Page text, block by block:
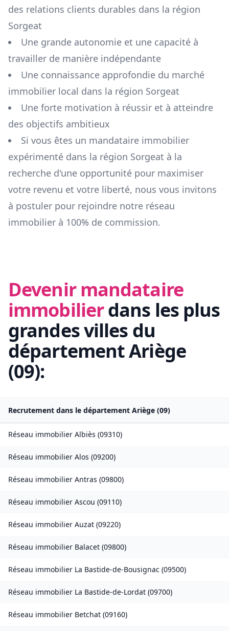
des relations clients durables dans la région
Sorgeat
Une grande autonomie et une capacité à
travailler de manière indépendante
Une connaissance approfondie du marché
immobilier local dans la région Sorgeat
Une forte motivation à réussir et à atteindre
des objectifs ambitieux
Si vous êtes un mandataire immobilier
expérimenté dans la région Sorgeat à la
recherche d'une opportunité pour maximiser
votre revenu et votre liberté, nous vous invitons
à postuler pour rejoindre notre réseau
immobilier à 100% de commission.
Devenir mandataire
immobilierdans les plus
grandes villes du
départementAriège
(09):
Recrutement dans le département Ariège (09)
Réseau immobilier Albiès (09310)
Réseau immobilier Alos (09200)
Réseau immobilier Antras (09800)
Réseau immobilier Ascou (09110)
Réseau immobilier Auzat (09220)
Réseau immobilier Balacet (09800)
Réseau immobilier La Bastide-de-Bousignac (09500)
Réseau immobilier La Bastide-de-Lordat (09700)
Réseau immobilier Betchat (09160)